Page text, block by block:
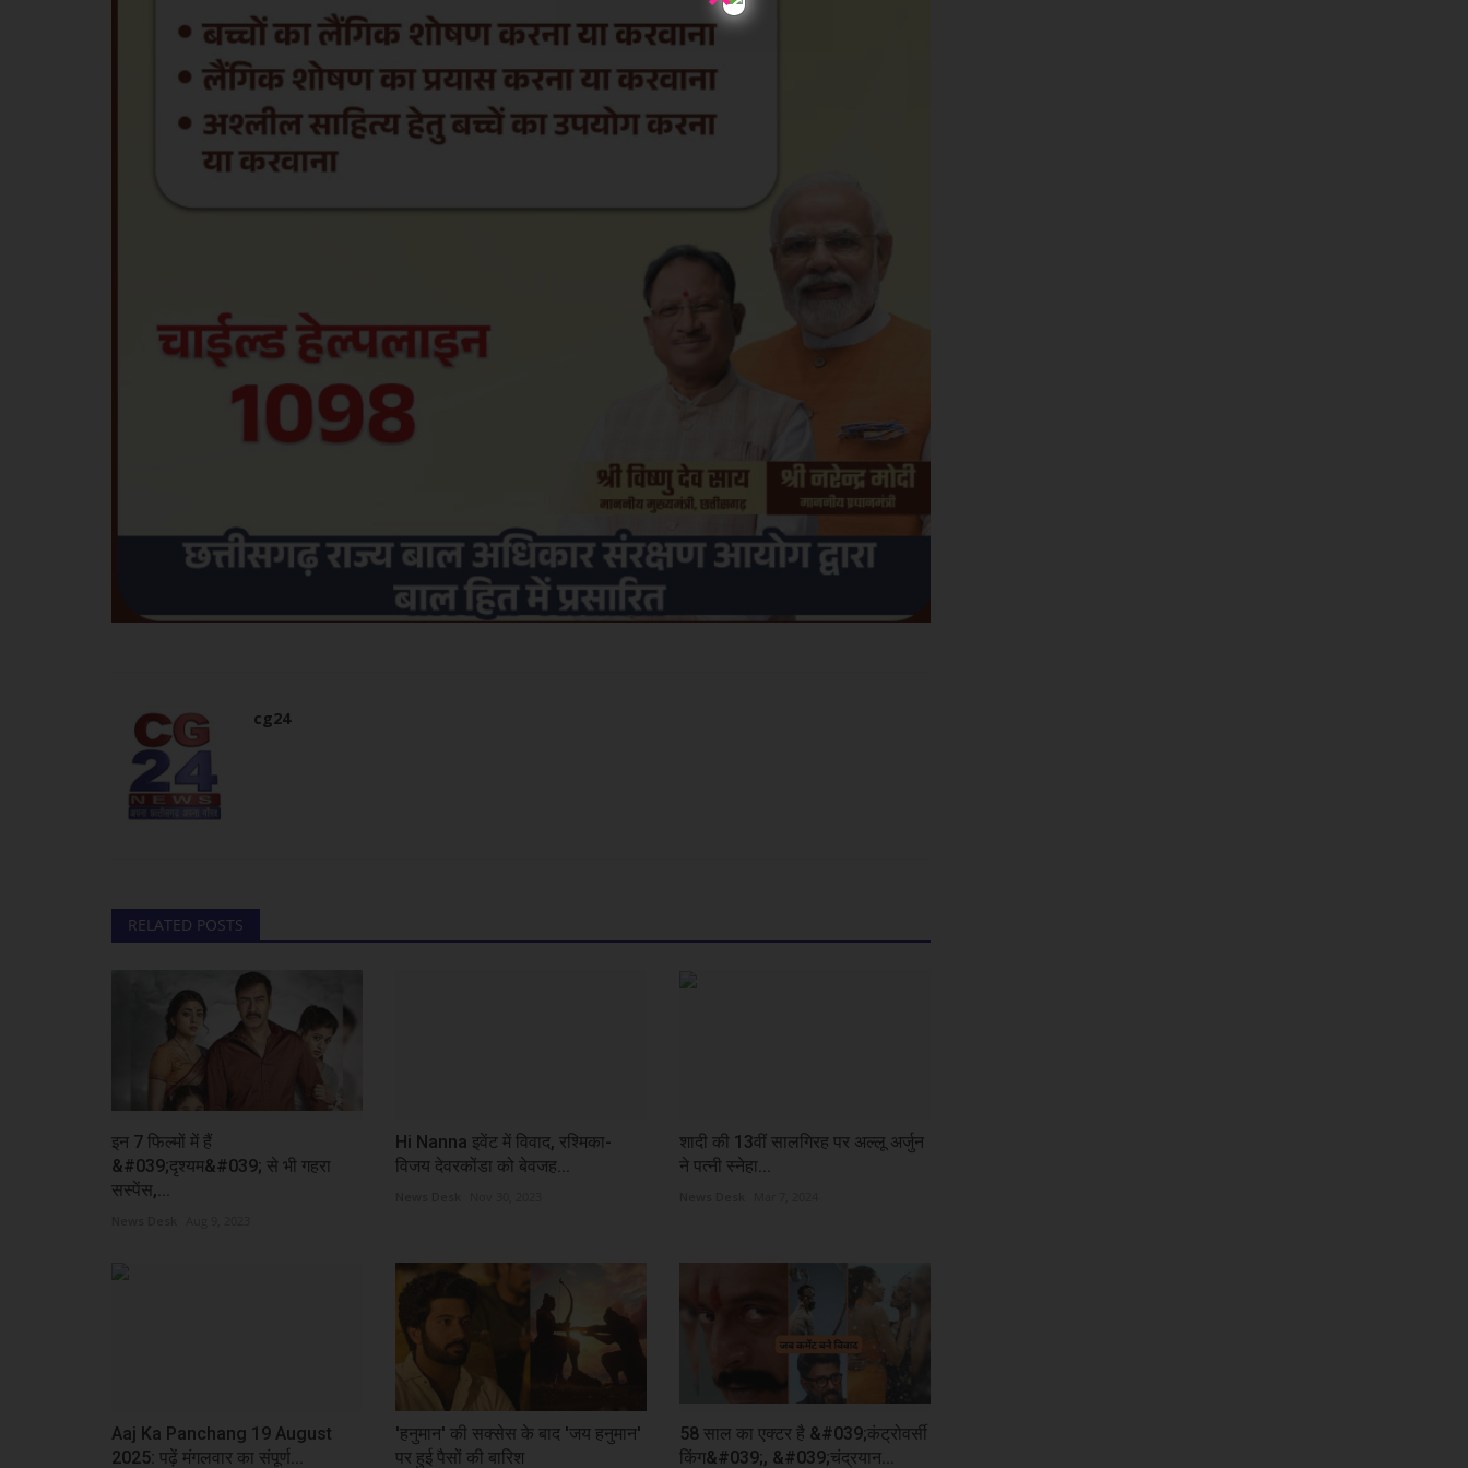
cg24
RELATED POSTS
इन 7 फिल्मों में हैं
&#039;दृश्यम&#039; से भी गहरा
सस्पेंस,...
Hi Nanna इवेंट में विवाद, रश्मिका-
विजय देवरकोंडा को बेवजह...
शादी की 13वीं सालगिरह पर अल्लू अर्जुन
ने पत्‍नी स्नेहा...
Aaj Ka Panchang 19 August
2025: पढ़ें मंगलवार का संपूर्ण...
'हनुमान' की सक्सेस के बाद 'जय हनुमान'
पर हुई पैसों की बारिश
58 साल का एक्टर है &#039;कंट्रोवर्सी
किंग&#039;, &#039;चंद्रयान...